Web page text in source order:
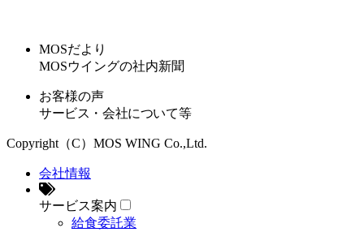
MOSだより
MOSウイングの社内新聞
お客様の声
サービス・会社について等
Copyright（C）MOS WING Co.,Ltd.
会社情報
サービス案内
給食委託業